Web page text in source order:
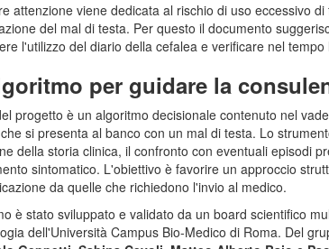
attenzione viene dedicata al rischio di uso eccessivo
del mal di testa. Per questo il documento
l'utilizzo del diario della cefalea e verificare nel
per guidare la
progetto è un algoritmo decisionale contenuto nel
si presenta al banco con un mal di testa. Lo
della storia clinica, il confronto con eventuali episodi
sintomatico. L'obiettivo è favorire un approccio
da quelle che richiedono l'invio al medico.
è stato sviluppato e validato da un board scientifico
dell'Università Campus Bio-Medico di Roma. Del